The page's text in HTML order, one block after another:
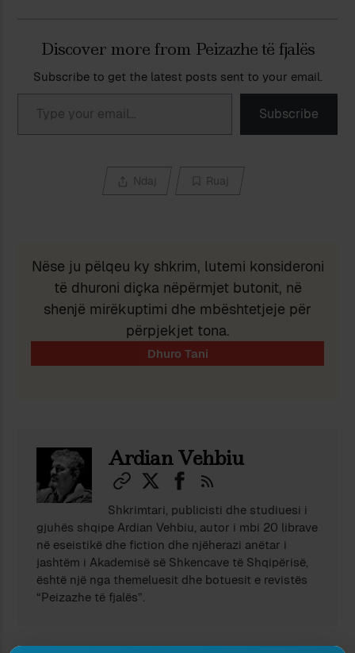
Discover more from Peizazhe të fjalës
Subscribe to get the latest posts sent to your email.
Type your email…
Subscribe
Ndaj Ruaj
Nëse ju pëlqeu ky shkrim, lutemi konsideroni
të dhuroni diçka nëpërmjet butonit, në
shenjë mirëkuptimi dhe mbështetjeje për
përpjekjet tona.
Ardian Vehbiu
Shkrimtari, publicisti dhe studiuesi i
gjuhës shqipe Ardian Vehbiu, autor i mbi 20 librave
në eseistikë dhe fiction dhe njëherazi anëtar i
jashtëm i Akademisë së Shkencave të Shqipërisë,
është një nga themeluesit dhe botuesit e revistës
“Peizazhe të fjalës”.